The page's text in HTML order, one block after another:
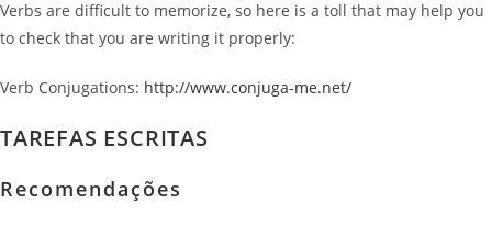
Verbs are difficult to memorize, so here is a toll that may help you
to check that you are writing it properly:
Verb Conjugations: http://www.conjuga-me.net/
TAREFAS ESCRITAS
Recomendações